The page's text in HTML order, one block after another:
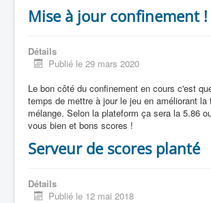
Mise à jour confinement !
Détails
Publié le 29 mars 2020
Le bon côté du confinement en cours c'est
temps de mettre à jour le jeu en améliorant la
mélange. Selon la plateform ça sera la 5.86
vous bien et bons scores !
Serveur de scores planté
Détails
Publié le 12 mai 2018